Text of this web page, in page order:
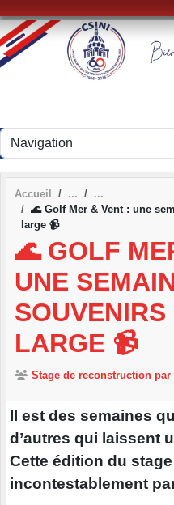
Accueil
🌊 Golf Mer & Vent : une
large 📹
🌊 GOLF
UNE
LARGE 📹
Stage de reconstruction
Il est des semaines
d’autres qui laissent
Cette édition du
incontestablement